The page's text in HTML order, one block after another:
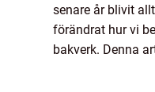
senare år blivit
förändrat hur vi
bakverk. Denna